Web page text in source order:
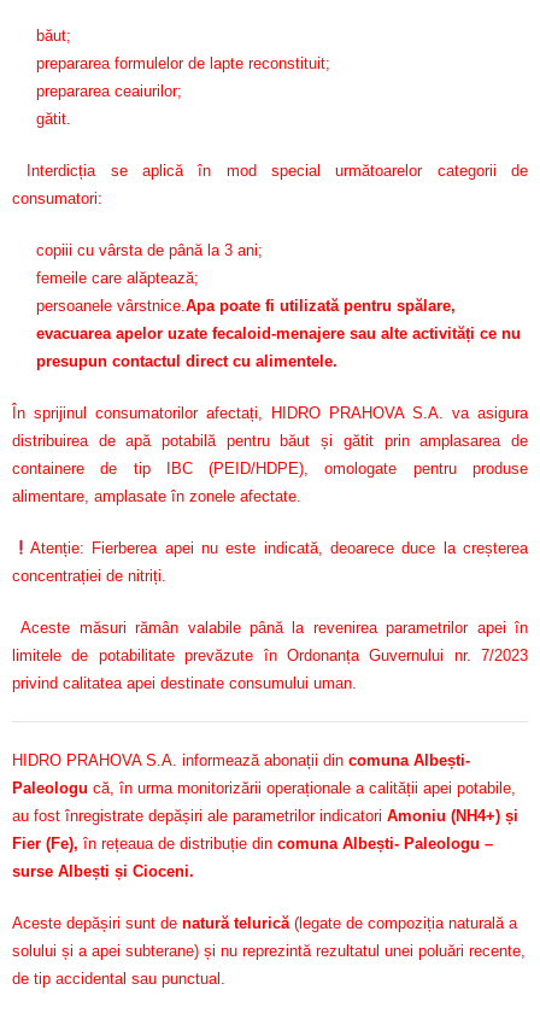
băut;
prepararea formulelor de lapte reconstituit;
prepararea ceaiurilor;
gătit.
Interdicția se aplică în mod special următoarelor categorii de
consumatori:
copiii cu vârsta de până la 3 ani;
femeile care alăptează;
persoanele vârstnice.Apa poate fi utilizată pentru spălare,
evacuarea apelor uzate fecaloid-menajere sau alte activități ce nu
presupun contactul direct cu alimentele.
În sprijinul consumatorilor afectați, HIDRO PRAHOVA S.A. va asigura
distribuirea de apă potabilă pentru băut și gătit prin amplasarea de
containere de tip IBC (PEID/HDPE), omologate pentru produse
alimentare, amplasate în zonele afectate.
Atenție: Fierberea apei nu este indicată, deoarece duce la creșterea
concentrației de nitriți.
Aceste măsuri rămân valabile până la revenirea parametrilor apei în
limitele de potabilitate prevăzute în Ordonanța Guvernului nr. 7/2023
privind calitatea apei destinate consumului uman.
HIDRO PRAHOVA S.A. informează abonații din comuna Albești-
Paleologu că, în urma monitorizării operaționale a calității apei potabile,
au fost înregistrate depășiri ale parametrilor indicatori Amoniu (NH4+) și
Fier (Fe), în rețeaua de distribuție din comuna Albești- Paleologu –
surse Albești și Cioceni.
Aceste depășiri sunt de natură telurică (legate de compoziția naturală a
solului și a apei subterane) și nu reprezintă rezultatul unei poluări recente,
de tip accidental sau punctual.